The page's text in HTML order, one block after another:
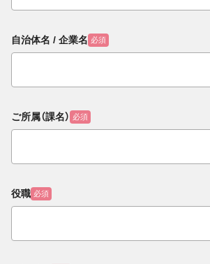
自治体名 / 企業名 必須
ご所属（課名） 必須
役職 必須